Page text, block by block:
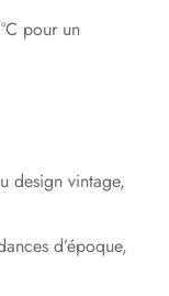
pour un
design vintage,
d’époque,